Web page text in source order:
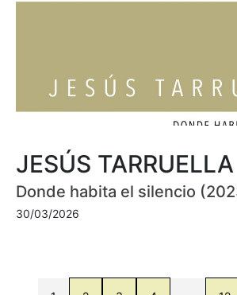
JESÚS TARRUELLA
Donde habita el silencio
30/03/2026